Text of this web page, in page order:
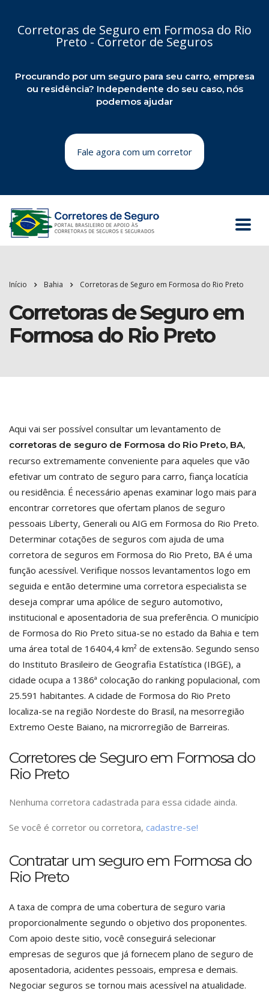
Corretoras de Seguro em Formosa do Rio
Preto - Corretor de Seguros
Procurando por um seguro para seu carro, empresa
ou residência? Independente do seu caso, nós
podemos ajudar
Fale agora com um corretor
Início Bahia Corretoras de Seguro em Formosa do Rio Preto
Corretoras de Seguro em
Formosa do Rio Preto
Aqui vai ser possível consultar um levantamento de
corretoras de seguro de Formosa do Rio Preto, BA,
recurso extremamente conveniente para aqueles que vão
efetivar um contrato de seguro para carro, fiança locatícia
ou residência. É necessário apenas examinar logo mais para
encontrar corretores que ofertam planos de seguro
pessoais Liberty, Generali ou AIG em Formosa do Rio Preto.
Determinar cotações de seguros com ajuda de uma
corretora de seguros em Formosa do Rio Preto, BA é uma
função acessível. Verifique nossos levantamentos logo em
seguida e então determine uma corretora especialista se
deseja comprar uma apólice de seguro automotivo,
institucional e aposentadoria de sua preferência. O município
de Formosa do Rio Preto situa-se no estado da Bahia e tem
uma área total de 16404,4 km² de extensão. Segundo senso
do Instituto Brasileiro de Geografia Estatística (IBGE), a
cidade ocupa a 1386ª colocação do ranking populacional, com
25.591 habitantes. A cidade de Formosa do Rio Preto
localiza-se na região Nordeste do Brasil, na mesorregião
Extremo Oeste Baiano, na microrregião de Barreiras.
Corretores de Seguro em Formosa do
Rio Preto
Nenhuma corretora cadastrada para essa cidade ainda.
Se você é corretor ou corretora, cadastre-se!
Contratar um seguro em Formosa do
Rio Preto
A taxa de compra de uma cobertura de seguro varia
proporcionalmente segundo o objetivo dos proponentes.
Com apoio deste sitio, você conseguirá selecionar
empresas de seguros que já fornecem plano de seguro de
aposentadoria, acidentes pessoais, empresa e demais.
Negociar seguros se tornou mais acessível na atualidade.